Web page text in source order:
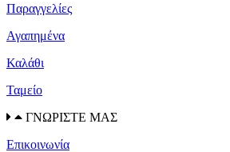
Παραγγελίες
Αγαπημένα
Καλάθι
Ταμείο
ΓΝΩΡΙΣΤΕ ΜΑΣ
Επικοινωνία